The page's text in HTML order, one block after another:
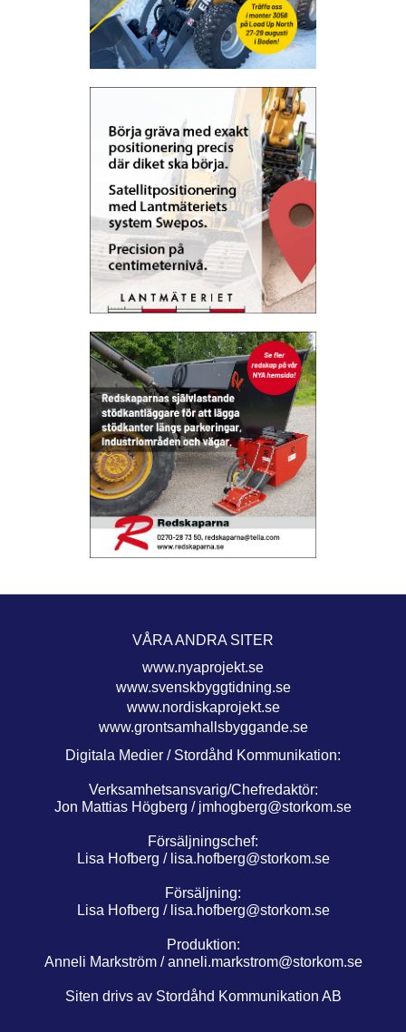
VÅRA ANDRA SITER
www.nyaprojekt.se
www.svenskbyggtidning.se
www.nordiskaprojekt.se
www.grontsamhallsbyggande.se
Digitala Medier / Stordåhd Kommunikation:
Verksamhetsansvarig/Chefredaktör:
Jon Mattias Högberg / jmhogberg@storkom.se
Försäljningschef:
Lisa Hofberg / lisa.hofberg@storkom.se
Försäljning:
Lisa Hofberg / lisa.hofberg@storkom.se
Produktion:
Anneli Markström / anneli.markstrom@storkom.se
Siten drivs av Stordåhd Kommunikation AB